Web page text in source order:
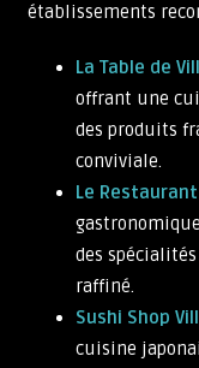
établissements
La Table de
offrant une
des produits
conviviale.
Le
des
raffiné.
Sushi Shop
cuisine